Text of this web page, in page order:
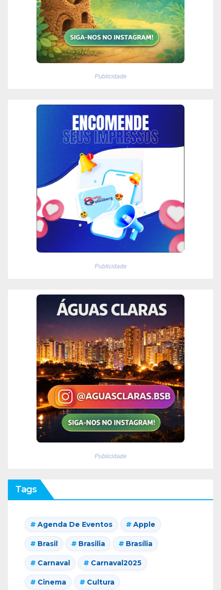
Publicidade
Publicidade
Publicidade
Tags
Agenda De Eventos Apple
Brasil Brasilia Brasília
Carnaval Carnaval2025
Cinema Cultura